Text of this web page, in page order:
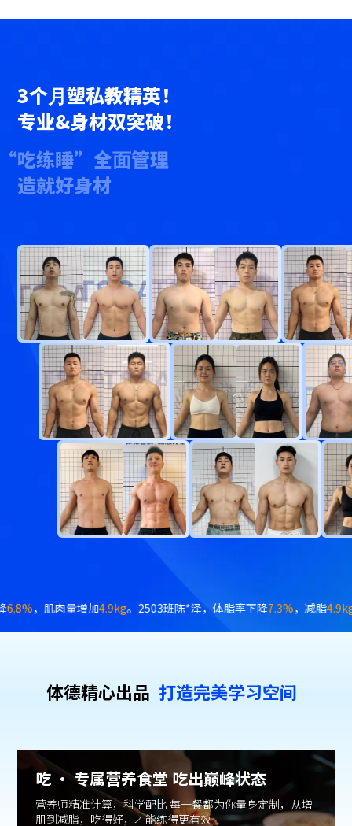
3个⽉塑私教精英！
专业&身材双突破！
吃练睡”全⾯管理
造就好身材
，减脂4.9kg。2503班张*然，体脂率下降12.2%，肌肉量增加 3.6kg。
体德精⼼出品 打造完美学习空间
吃 · 专属营养食堂 吃出巅峰状态
营养师精准计算，科学配比 每一餐都为你量身定制，从增
肌到减脂，吃得好，才能练得更有效